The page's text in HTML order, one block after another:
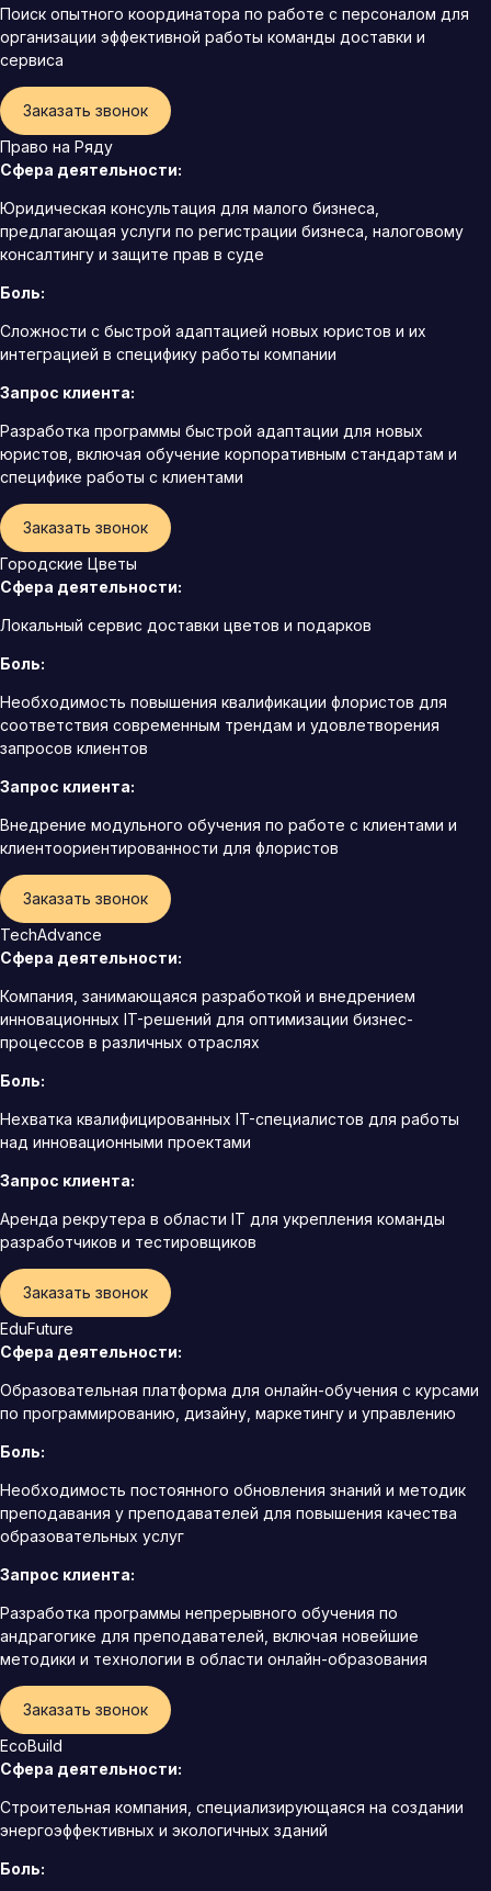
Поиск опытного координатора по работе с персоналом для
организации эффективной работы команды доставки и
сервиса
Заказать звонок
Право на Ряду
Сфера деятельности:
Юридическая консультация для малого бизнеса,
предлагающая услуги по регистрации бизнеса, налоговому
консалтингу и защите прав в суде
Боль:
Сложности с быстрой адаптацией новых юристов и их
интеграцией в специфику работы компании
Запрос клиента:
Разработка программы быстрой адаптации для новых
юристов, включая обучение корпоративным стандартам и
специфике работы с клиентами
Заказать звонок
Городские Цветы
Сфера деятельности:
Локальный сервис доставки цветов и подарков
Боль:
Необходимость повышения квалификации флористов для
соответствия современным трендам и удовлетворения
запросов клиентов
Запрос клиента:
Внедрение модульного обучения по работе с клиентами и
клиентоориентированности для флористов
Заказать звонок
TechAdvance
Сфера деятельности:
Компания, занимающаяся разработкой и внедрением
инновационных IT-решений для оптимизации бизнес-
процессов в различных отраслях
Боль:
Нехватка квалифицированных IT-специалистов для работы
над инновационными проектами
Запрос клиента:
Аренда рекрутера в области IT для укрепления команды
разработчиков и тестировщиков
Заказать звонок
EduFuture
Сфера деятельности:
Образовательная платформа для онлайн-обучения с курсами
по программированию, дизайну, маркетингу и управлению
Боль:
Необходимость постоянного обновления знаний и методик
преподавания у преподавателей для повышения качества
образовательных услуг
Запрос клиента:
Разработка программы непрерывного обучения по
андрагогике для преподавателей, включая новейшие
методики и технологии в области онлайн-образования
Заказать звонок
EcoBuild
Сфера деятельности:
Строительная компания, специализирующаяся на создании
энергоэффективных и экологичных зданий
Боль: